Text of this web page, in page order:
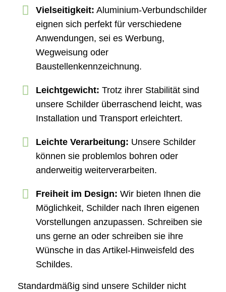
Vielseitigkeit: Aluminium-Verbundschilder
eignen sich perfekt für verschiedene
Anwendungen, sei es Werbung,
Wegweisung oder
Baustellenkennzeichnung.
Leichtgewicht:Trotz ihrer Stabilität sind
unsere Schilder überraschend leicht, was
Installation und Transport erleichtert.
Leichte Verarbeitung: Unsere Schilder
können sie problemlos bohren oder
anderweitig weiterverarbeiten.
Freiheit im Design:Wir bieten Ihnen die
Möglichkeit, Schilder nach Ihren eigenen
Vorstellungen anzupassen. Schreiben sie
uns gerne an oder schreiben sie ihre
Wünsche in das Artikel-Hinweisfeld des
Schildes.
Standardmäßig sind unsere Schilder nicht